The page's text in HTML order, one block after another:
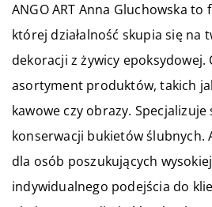
ANGO ART Anna Gluchowska to
której działalność skupia się na
dekoracji z żywicy epoksydowej.
asortyment produktów, takich
kawowe czy obrazy. Specjalizuje
konserwacji bukietów ślubnych.
dla osób poszukujących
indywidualnego podejścia do